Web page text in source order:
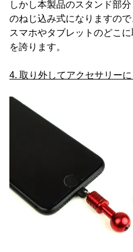
しかし本製品のスタンド部
のねじ込み式になりますの
スマホやタブレットのどこ
を誇ります。
4. 取り外してアクセサリー